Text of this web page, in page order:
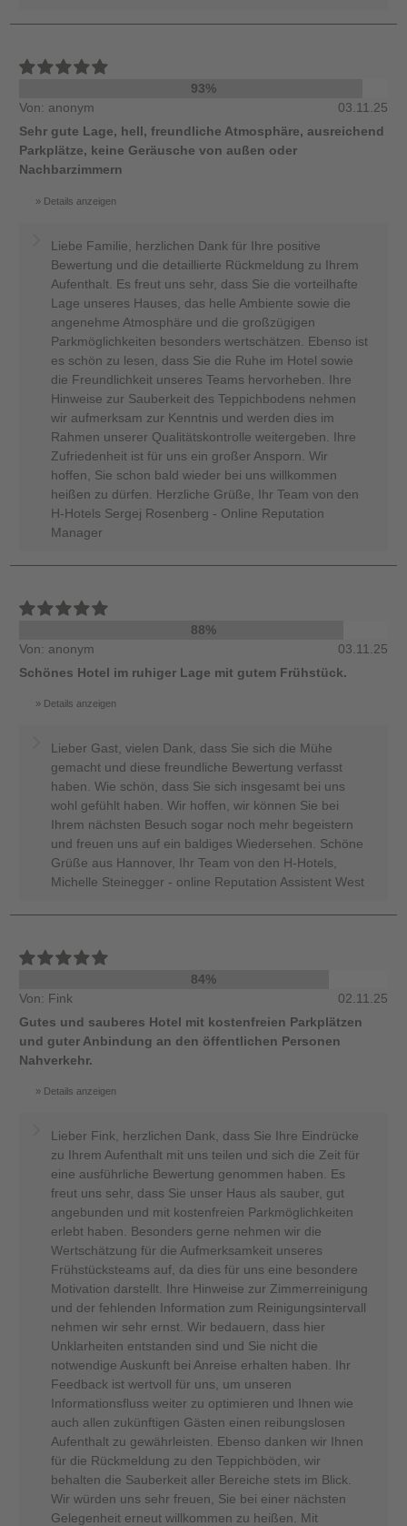
93%
Von: anonym
03.11.25
Sehr gute Lage, hell, freundliche Atmosphäre, ausreichend
Parkplätze, keine Geräusche von außen oder
Nachbarzimmern
Details anzeigen
Liebe Familie, herzlichen Dank für Ihre positive
Bewertung und die detaillierte Rückmeldung zu Ihrem
Aufenthalt. Es freut uns sehr, dass Sie die vorteilhafte
Lage unseres Hauses, das helle Ambiente sowie die
angenehme Atmosphäre und die großzügigen
Parkmöglichkeiten besonders wertschätzen. Ebenso ist
es schön zu lesen, dass Sie die Ruhe im Hotel sowie
die Freundlichkeit unseres Teams hervorheben. Ihre
Hinweise zur Sauberkeit des Teppichbodens nehmen
wir aufmerksam zur Kenntnis und werden dies im
Rahmen unserer Qualitätskontrolle weitergeben. Ihre
Zufriedenheit ist für uns ein großer Ansporn. Wir
hoffen, Sie schon bald wieder bei uns willkommen
heißen zu dürfen. Herzliche Grüße, Ihr Team von den
H-Hotels Sergej Rosenberg - Online Reputation
Manager
88%
Von: anonym
03.11.25
Schönes Hotel im ruhiger Lage mit gutem Frühstück.
Details anzeigen
Lieber Gast, vielen Dank, dass Sie sich die Mühe
gemacht und diese freundliche Bewertung verfasst
haben. Wie schön, dass Sie sich insgesamt bei uns
wohl gefühlt haben. Wir hoffen, wir können Sie bei
Ihrem nächsten Besuch sogar noch mehr begeistern
und freuen uns auf ein baldiges Wiedersehen. Schöne
Grüße aus Hannover, Ihr Team von den H-Hotels,
Michelle Steinegger - online Reputation Assistent West
84%
Von: Fink
02.11.25
Gutes und sauberes Hotel mit kostenfreien Parkplätzen
und guter Anbindung an den öffentlichen Personen
Nahverkehr.
Details anzeigen
Lieber Fink, herzlichen Dank, dass Sie Ihre Eindrücke
zu Ihrem Aufenthalt mit uns teilen und sich die Zeit für
eine ausführliche Bewertung genommen haben. Es
freut uns sehr, dass Sie unser Haus als sauber, gut
angebunden und mit kostenfreien Parkmöglichkeiten
erlebt haben. Besonders gerne nehmen wir die
Wertschätzung für die Aufmerksamkeit unseres
Frühstücksteams auf, da dies für uns eine besondere
Motivation darstellt. Ihre Hinweise zur Zimmerreinigung
und der fehlenden Information zum Reinigungsintervall
nehmen wir sehr ernst. Wir bedauern, dass hier
Unklarheiten entstanden sind und Sie nicht die
notwendige Auskunft bei Anreise erhalten haben. Ihr
Feedback ist wertvoll für uns, um unseren
Informationsfluss weiter zu optimieren und Ihnen wie
auch allen zukünftigen Gästen einen reibungslosen
Aufenthalt zu gewährleisten. Ebenso danken wir Ihnen
für die Rückmeldung zu den Teppichböden, wir
behalten die Sauberkeit aller Bereiche stets im Blick.
Wir würden uns sehr freuen, Sie bei einer nächsten
Gelegenheit erneut willkommen zu heißen. Mit